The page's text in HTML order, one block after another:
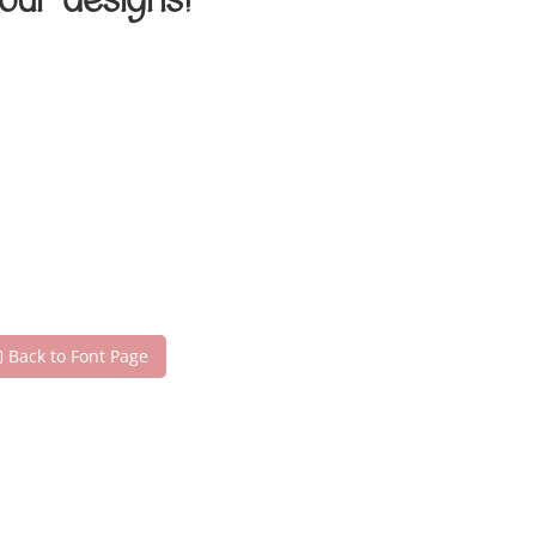
Back to Font Page